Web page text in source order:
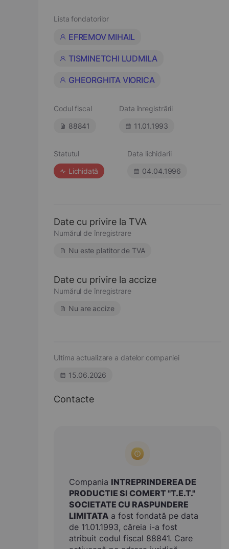
Lista fondatorilor
EFREMOV MIHAIL
TISMINETCHI LUDMILA
GHEORGHITA VIORICA
Codul fiscal
88841
Data înregistrării
11.01.1993
Statutul
Lichidată
Data lichidarii
04.04.1996
Date cu privire la TVA
Numărul de înregistrare
Nu este platitor de TVA
Date cu privire la accize
Numărul de înregistrare
Nu are accize
Ultima actualizare a datelor companiei
15.06.2026
Contacte
Compania INTREPRINDEREA DE
PRODUCTIE SI COMERT "T.E.T."
SOCIETATE CU RASPUNDERE
LIMITATA a fost fondată pe data
de 11.01.1993, căreia i-a fost
atribuit codul fiscal 88841. Care